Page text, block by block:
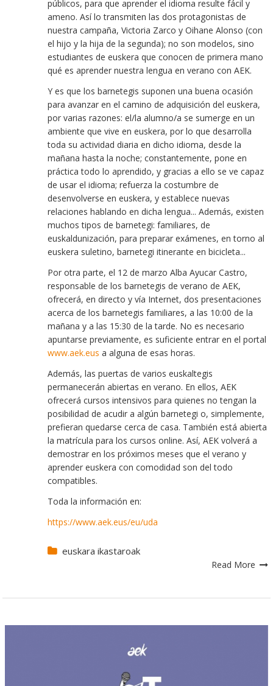
públicos, para que aprender el idioma resulte fácil y
ameno. Así lo transmiten las dos protagonistas de
nuestra campaña, Victoria Zarco y Oihane Alonso (con
el hijo y la hija de la segunda); no son modelos, sino
estudiantes de euskera que conocen de primera mano
qué es aprender nuestra lengua en verano con AEK.
Y es que los barnetegis suponen una buena ocasión
para avanzar en el camino de adquisición del euskera,
por varias razones: el/la alumno/a se sumerge en un
ambiente que vive en euskera, por lo que desarrolla
toda su actividad diaria en dicho idioma, desde la
mañana hasta la noche; constantemente, pone en
práctica todo lo aprendido, y gracias a ello se ve capaz
de usar el idioma; refuerza la costumbre de
desenvolverse en euskera, y establece nuevas
relaciones hablando en dicha lengua... Además, existen
muchos tipos de barnetegi: familiares, de
euskaldunización, para preparar exámenes, en torno al
euskera suletino, barnetegi itinerante en bicicleta...
Por otra parte, el 12 de marzo Alba Ayucar Castro,
responsable de los barnetegis de verano de AEK,
ofrecerá, en directo y vía Internet, dos presentaciones
acerca de los barnetegis familiares, a las 10:00 de la
mañana y a las 15:30 de la tarde. No es necesario
apuntarse previamente, es suficiente entrar en el portal
www.aek.eus a alguna de esas horas.
Además, las puertas de varios euskaltegis
permanecerán abiertas en verano. En ellos, AEK
ofrecerá cursos intensivos para quienes no tengan la
posibilidad de acudir a algún barnetegi o, simplemente,
prefieran quedarse cerca de casa. También está abierta
la matrícula para los cursos online. Así, AEK volverá a
demostrar en los próximos meses que el verano y
aprender euskera con comodidad son del todo
compatibles.
Toda la información en:
https://www.aek.eus/eu/uda
euskara ikastaroak
Read More